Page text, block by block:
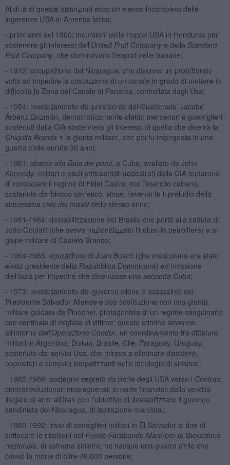
Al di là di queste distinzioni ecco un elenco incompleto delle
ingerenze USA in America latina:
- primi anni del 1900: incursioni delle truppe USA in Honduras per
sostenere gli interessi dell’United Fruit Company e della Standard
Fruit Company, che dominavano l’export delle banane;
- 1912: occupazione del Nicaragua, che divenne un protettorato
volto ad impedire la costruzione di un canale in grado di mettere in
difficoltà la Zona del Canale di Panama, controllata dagli Usa;
- 1954: rovesciamento del presidente del Guatemala, Jacobo
Árbenz Guzmán, democraticamente eletto: mercenari e guerriglieri
sostenuti dalla CIA sostennero gli interessi di quella che diverrà la
Chiquita Brandse la giunta militare, che poi fu impegnata in una
guerra civile durata 30 anni;
- 1961: sbarco alla Baia dei porci, a Cuba, avallato da John
Kennedy: militari e esuli anticastristi addestrati dalla CIA tentarono
di rovesciare il regime di Fidel Castro, ma l’esercito cubano,
sostenuto dal blocco sovietico, vinse; l’evento fu il preludio della
successiva crisi dei missilidello stesso anno;
- 1961-1964: destabilizzazione del Brasile che portò alla caduta di
João Goulart (che aveva nazionalizzato l’industria petrolifera) e al
golpe militare di Castelo Branco;
- 1964-1965: epurazione di Juan Bosch (che mesi prima era stato
eletto presidente della Repubblica Dominicana) ed invasione
dell’isola per impedire che diventasse una seconda Cuba;
- 1973: rovesciamento del governo cileno e assassinio del
Presidente Salvador Allende e sua sostituzione con una giunta
militare guidata da Pinochet, protagonista di un regime sanguinario
con centinaia di migliaia di vittime; questo crimine avvenne
all’interno dell’Operazione Condor, un coordinamento tra dittature
militari in Argentina, Bolivia, Brasile, Cile, Paraguay, Uruguay,
sostenuto dai servizi Usa, che mirava a eliminare dissidenti,
oppositori o semplici simpatizzanti delle ideologie di sinistra;
- 1982-1989: sostegno segreto da parte degli USA verso i Contras,
controrivoluzionari nicaraguensi, in parte finanziati dalla vendita
illegale di armi all’Iran con l’obiettivo di destabilizzare il governo
sandinista del Nicaragua, di ispirazione marxista,;
- 1980-1992: invio di consiglieri militari in El Salvador al fine di
soffocare le ribellioni del Fronte Farabundo Martí per la liberazione
nazionale , di estrema sinistra; ne nacque una guerra civile che
causò la morte di oltre 70.000 persone;